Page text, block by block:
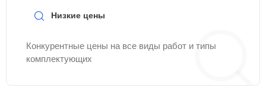
Низкие цены
Конкурентные цены на все виды работ и типы
комплектующих